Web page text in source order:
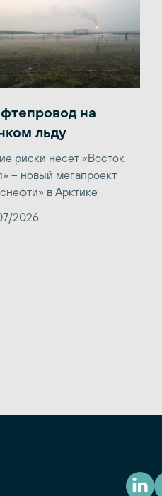
на
льду
риски несет «Восток
– новый мегапроект
в Арктике
2026